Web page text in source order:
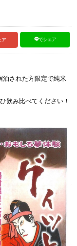
ア でシェア
泊された方限定で純米
飲み比べてください！